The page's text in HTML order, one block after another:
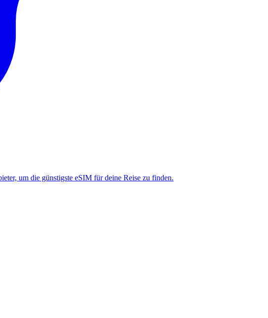
um die günstigste eSIM für deine Reise zu finden.